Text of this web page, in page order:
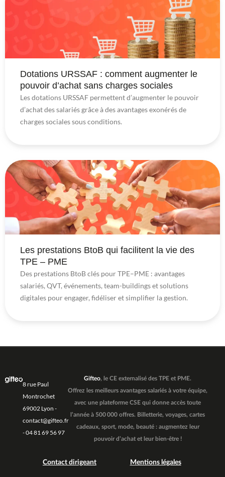
Dotations URSSAF : comment augmenter le
pouvoir d’achat sans charges sociales
Les dotations URSSAF permettent d’augmenter le pouvoir
d’achat des salariés grâce à des avantages exonérés de
charges sociales sous conditions.
Les prestations BtoB qui facilitent la vie des
TPE – PME
Des prestations BtoB clés pour TPE–PME : avantages
salariés, QVT, événements, team-buildings et solutions
digitales pour engager, fidéliser et simplifier la gestion.
8 rue Paul
Montrochet
69002 Lyon -
contact@gifteo.fr
- 04 81 69 56 97
Gifteo, le CE externalisé des TPE et PME.
Offrez les meilleurs avantages salariés à votre équipe,
avec une plateforme CSE qui donne accès toute
l’année à 500 000 offres. Billetterie, voyages, cartes
cadeaux, sport, mode, beauté : augmentez leur
pouvoir d’achat et leur bien-être !
Contact dirigeant Mentions légales